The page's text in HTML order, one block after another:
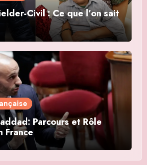
Civil : Ce que l’on sait
Parcours et Rôle
France